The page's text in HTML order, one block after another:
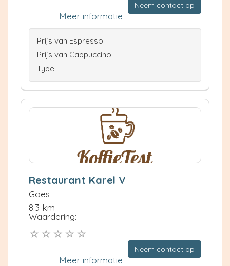
Neem contact op
Meer informatie
Prijs van Espresso
Prijs van Cappuccino
Type
Restaurant Karel V
Goes
8.3 km
Waardering:
Neem contact op
Meer informatie